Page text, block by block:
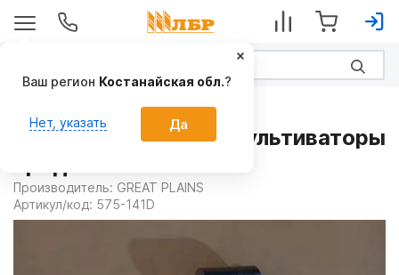
Втулка 575-141D на Культиваторы
Производитель: GREAT PLAINS
Артикул/код: 575-141D
Ваш регион Костанайская обл.?
Нет, указать Да